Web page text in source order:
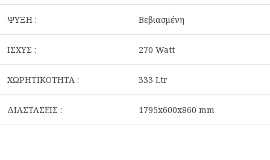
ΨΥΞΗ : Βεβιασμένη
ΙΣΧΥΣ : 270 Watt
ΧΩΡΗΤΙΚΟΤΗΤΑ : 333 Ltr
ΔΙΑΣΤΑΣΕΙΣ : 1795x600x860 mm